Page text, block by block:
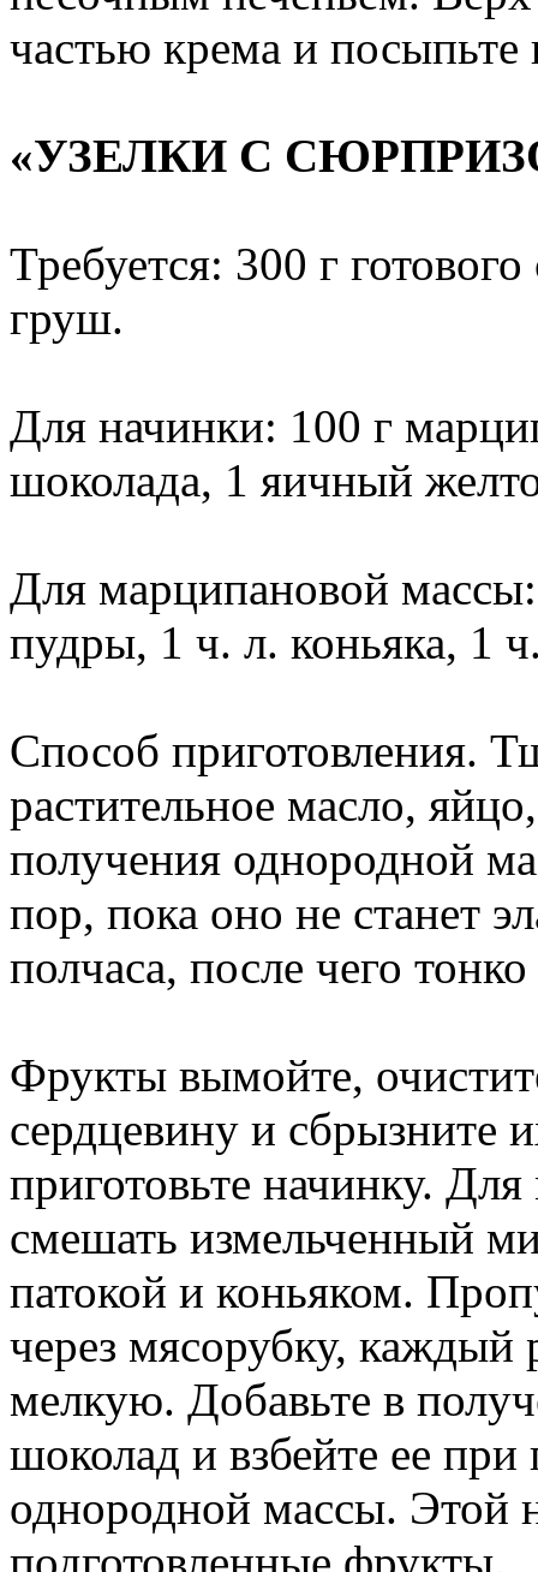
частью крема и
«УЗЕЛКИ С
Требуется: 300 г
груш.
Для начинки: 100 г
шоколада, 1 яичный
Для марципановой
пудры, 1 ч. л. коньяка, 1
Способ приготовления.
растительное масло,
получения однородной
пор, пока оно не станет
полчаса, после чего тонко
Фрукты вымойте,
сердцевину и сбрызните
приготовьте начинку.
смешать измельченный
патокой и коньяком.
через мясорубку, каждый
мелкую. Добавьте в
шоколад и взбейте ее
однородной массы. Этой
подготовленные фрукты.